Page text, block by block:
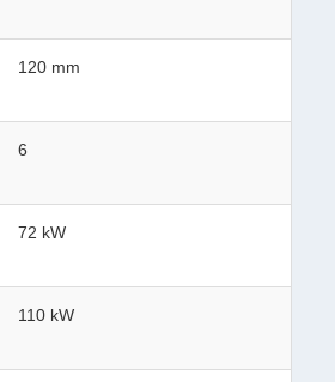
120 mm
6
72 kW
110 kW